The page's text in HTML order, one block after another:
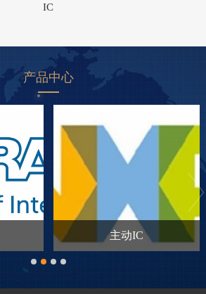
IC
产品中心
主动IC